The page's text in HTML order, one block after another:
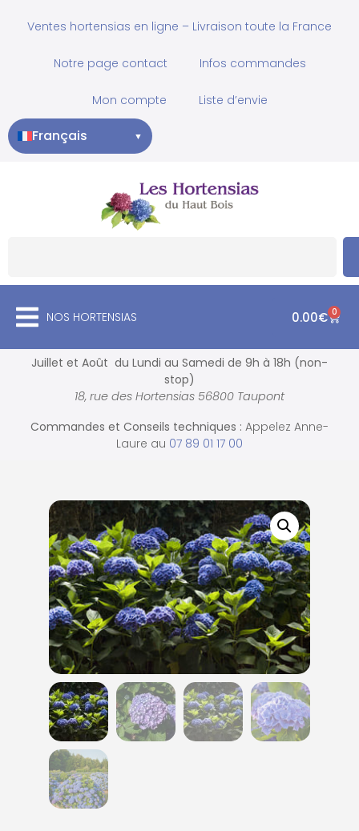
Ventes hortensias en ligne – Livraison toute la France
Notre page contact Infos commandes
Mon compte Liste d’envie
Français ▼
NOS HORTENSIAS 0.00€ 0
Juillet et Août du Lundi au Samedi de 9h à 18h (non-
stop)
18, rue des Hortensias 56800 Taupont
Commandes et Conseils techniques : Appelez Anne-
Laure au 07 89 01 17 00